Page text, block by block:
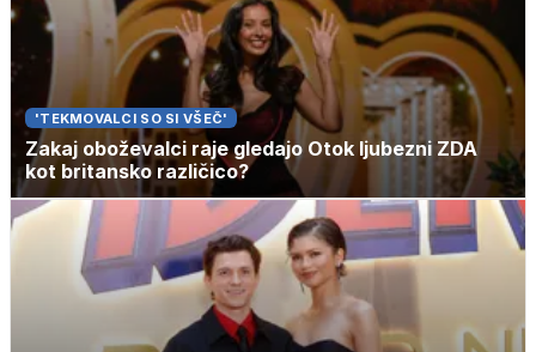
'TEKMOVALCI SO SI VŠEČ'
Zakaj oboževalci raje gledajo Otok ljubezni ZDA
kot britansko različico?